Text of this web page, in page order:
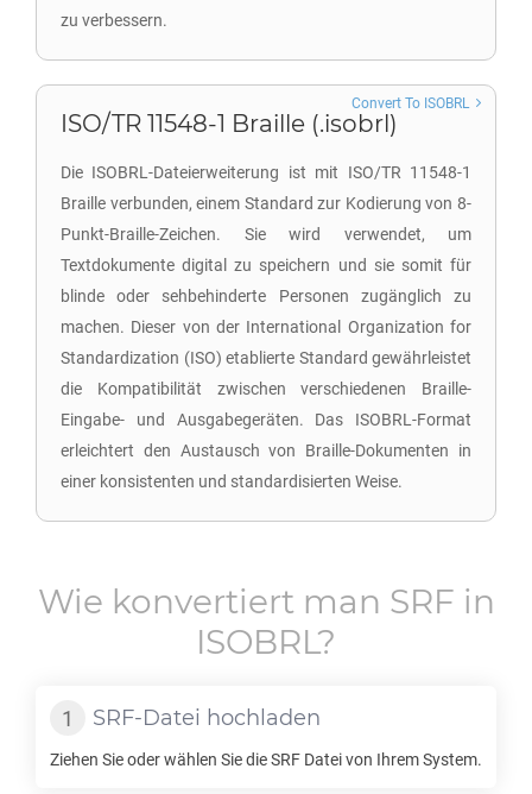
zu verbessern.
ISO/TR 11548-1 Braille (.isobrl)
Die ISOBRL-Dateierweiterung ist mit ISO/TR 11548-1
Braille verbunden, einem Standard zur Kodierung von 8-
Punkt-Braille-Zeichen. Sie wird verwendet, um
Textdokumente digital zu speichern und sie somit für
blinde oder sehbehinderte Personen zugänglich zu
machen. Dieser von der International Organization for
Standardization (ISO) etablierte Standard gewährleistet
die Kompatibilität zwischen verschiedenen Braille-
Eingabe- und Ausgabegeräten. Das ISOBRL-Format
erleichtert den Austausch von Braille-Dokumenten in
einer konsistenten und standardisierten Weise.
Convert To ISOBRL
Wie konvertiert man SRF in
ISOBRL?
SRF-Datei hochladen
Ziehen Sie oder wählen Sie dieSRF Datei von Ihrem System.